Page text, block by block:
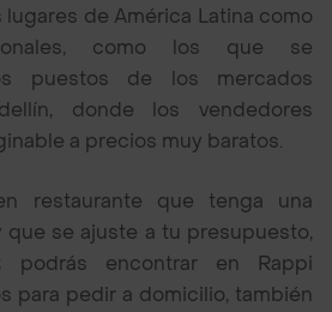
de América Latina como
como los que se
puestos de los mercados
donde los vendedores
a precios muy baratos.
restaurante que tenga una
se ajuste a tu presupuesto,
podrás encontrar en Rappi
para pedir a domicilio, también